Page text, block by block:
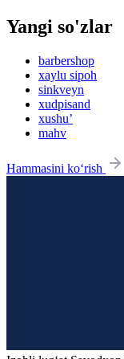
Yangi so'zlar
barbershop
xaylu sipoh
sinkveyn
xudpisand
xushu’
mahv
Hammasini ko‘rish